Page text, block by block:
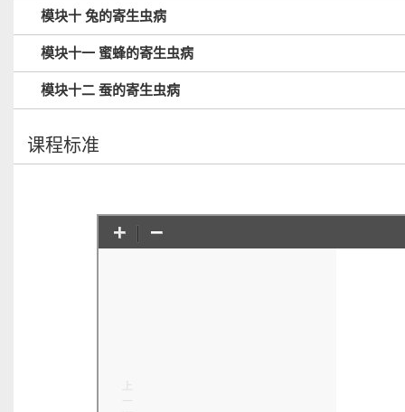
模块十 兔的寄生虫病
模块十一 蜜蜂的寄生虫病
模块十二 蚕的寄生虫病
课程标准